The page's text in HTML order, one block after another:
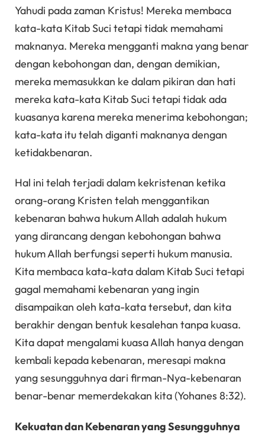
Yahudi pada zaman Kristus! Mereka membaca
kata-kata Kitab Suci tetapi tidak memahami
maknanya. Mereka mengganti makna yang benar
dengan kebohongan dan, dengan demikian,
mereka memasukkan ke dalam pikiran dan hati
mereka kata-kata Kitab Suci tetapi tidak ada
kuasanya karena mereka menerima kebohongan;
kata-kata itu telah diganti maknanya dengan
ketidakbenaran.
Hal ini telah terjadi dalam kekristenan ketika
orang-orang Kristen telah menggantikan
kebenaran bahwa hukum Allah adalah hukum
yang dirancang dengan kebohongan bahwa
hukum Allah berfungsi seperti hukum manusia.
Kita membaca kata-kata dalam Kitab Suci tetapi
gagal memahami kebenaran yang ingin
disampaikan oleh kata-kata tersebut, dan kita
berakhir dengan bentuk kesalehan tanpa kuasa.
Kita dapat mengalami kuasa Allah hanya dengan
kembali kepada kebenaran, meresapi makna
yang sesungguhnya dari firman-Nya-kebenaran
benar-benar memerdekakan kita (Yohanes 8:32).
Kekuatan dan Kebenaran yang Sesungguhnya